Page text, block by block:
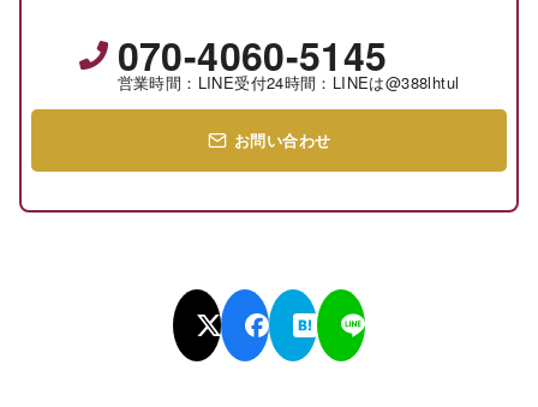
070-4060-5145
営業時間：LINE受付24時間：LINEは@388lhtul
お問い合わせ